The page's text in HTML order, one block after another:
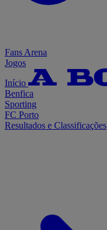
Fans Arena
Jogos
Início
Benfica
Sporting
FC Porto
Resultados e Classificações